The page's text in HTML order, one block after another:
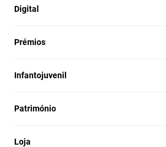
Digital
Prémios
Infantojuvenil
Património
Loja